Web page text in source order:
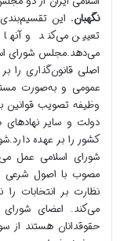
نگهبان. این
تعیین می‌کند و آنها
می‌دهد.مجلس شورای
اصلی قانون‌گذاری را
عمومی و به‌صورت
وظیفه تصویب قوانین
دولت و سایر
کشور را بر عهده
شورای اسلامی عمل
مصوب با اصول شرعی
نظارت بر انتخابات
می‌کند. اعضای شورای
حقوقدانان هستند از